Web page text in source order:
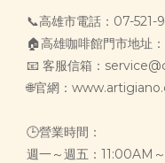
📞高雄市電話：07-
🏠高雄咖啡館門市地址
📧 客服信箱：
🌐官網：
🕒營業時間：
週一～週五：11:00AM